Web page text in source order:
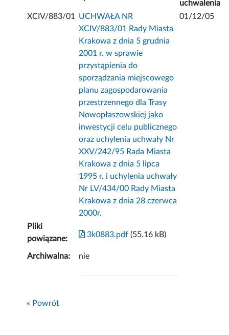
uchwalenia
XCIV/883/01
UCHWAŁA NR
XCIV/883/01 Rady Miasta
Krakowa z dnia 5 grudnia
2001 r. w sprawie
przystąpienia do
sporządzania miejscowego
planu zagospodarowania
przestrzennego dla Trasy
Nowopłaszowskiej jako
inwestycji celu publicznego
oraz uchylenia uchwały Nr
XXV/242/95 Rada Miasta
Krakowa z dnia 5 lipca
1995 r. i uchylenia uchwały
Nr LV/434/00 Rady Miasta
Krakowa z dnia 28 czerwca
2000r.
01/12/05
Pliki
powiązane:
3k0883.pdf (55.16 kB)
Archiwalna: nie
« Powrót